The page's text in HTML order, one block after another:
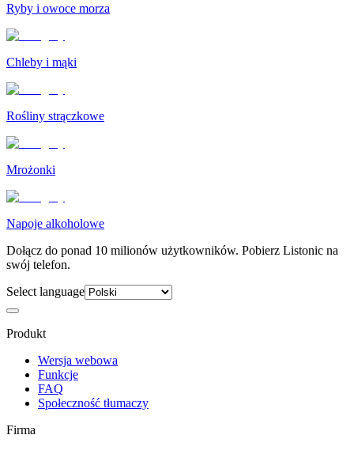
Ryby i owoce morza
Chleby i mąki
Rośliny strączkowe
Mrożonki
Napoje alkoholowe
Dołącz do ponad 10 milionów użytkowników. Pobierz Listonic na
swój telefon.
Select language
Produkt
Wersja webowa
Funkcje
FAQ
Społeczność tłumaczy
Firma